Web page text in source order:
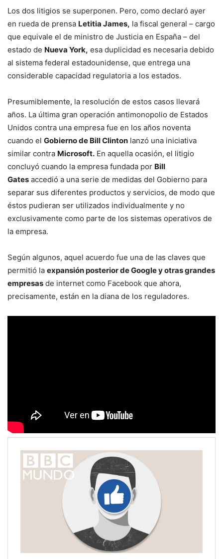
Los dos litigios se superponen. Pero, como declaró ayer
en rueda de prensa Letitia James, la fiscal general – cargo
que equivale el de ministro de Justicia en España – del
estado de Nueva York, esa duplicidad es necesaria debido
al sistema federal estadounidense, que entrega una
considerable capacidad regulatoria a los estados.
Presumiblemente, la resolución de estos casos llevará
años. La última gran operación antimonopolio de Estados
Unidos contra una empresa fue en los años noventa
cuando el Gobierno de Bill Clinton lanzó una iniciativa
similar contra Microsoft. En aquella ocasión, el litigio
concluyó cuando la empresa fundada por Bill
Gates accedió a una serie de medidas del Gobierno para
separar sus diferentes productos y servicios, de modo que
éstos pudieran ser utilizados individualmente y no
exclusivamente como parte de los sistemas operativos de
la empresa.
Según algunos, aquel acuerdo fue una de las claves que
permitió la expansión posterior de Google y otras grandes
empresas de internet como Facebook que ahora,
precisamente, están en la diana de los reguladores.